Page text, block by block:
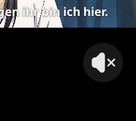
ihr bin ich hier.